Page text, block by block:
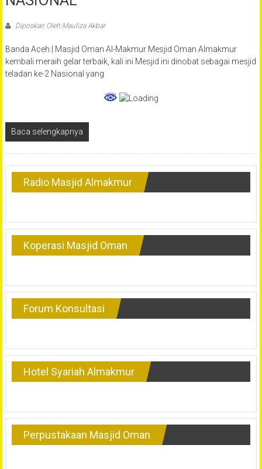
Diposkan Oleh:Mauliza Akbar
Banda Aceh | Masjid Oman Al-Makmur Mesjid Oman Almakmur
kembali meraih gelar terbaik, kali ini Mesjid ini dinobat sebagai mesjid
teladan ke-2 Nasional yang
Baca selengkapnya
Radio Masjid Almakmur
Koperasi Masjid Oman
Forum Konsultasi
Hotel Syariah Almakmur
Perpustakaan Masjid Oman